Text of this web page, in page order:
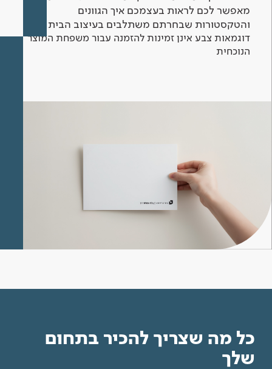
מאפשר לכם לראות בעצמכם איך הגוונים
והטקסטורות שבחרתם משתלבים בעיצוב הבית.
דוגמאות צבע אינן זמינות להזמנה עבור משפחת המוצר
הנוכחית
כל מה שצריך להכיר בתחום
שלך